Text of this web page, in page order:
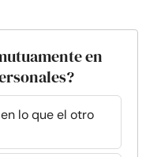
en
lo que el otro